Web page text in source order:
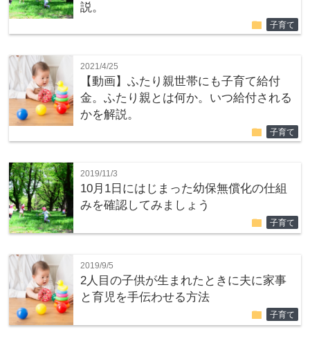
説。
folder 子育て
2021/4/25
【動画】ふたり親世帯にも子育て給付
金。ふたり親とは何か。いつ給付される
かを解説。
folder 子育て
2019/11/3
10月1日にはじまった幼保無償化の仕組
みを確認してみましょう
folder 子育て
2019/9/5
2人目の子供が生まれたときに夫に家事
と育児を手伝わせる方法
folder 子育て